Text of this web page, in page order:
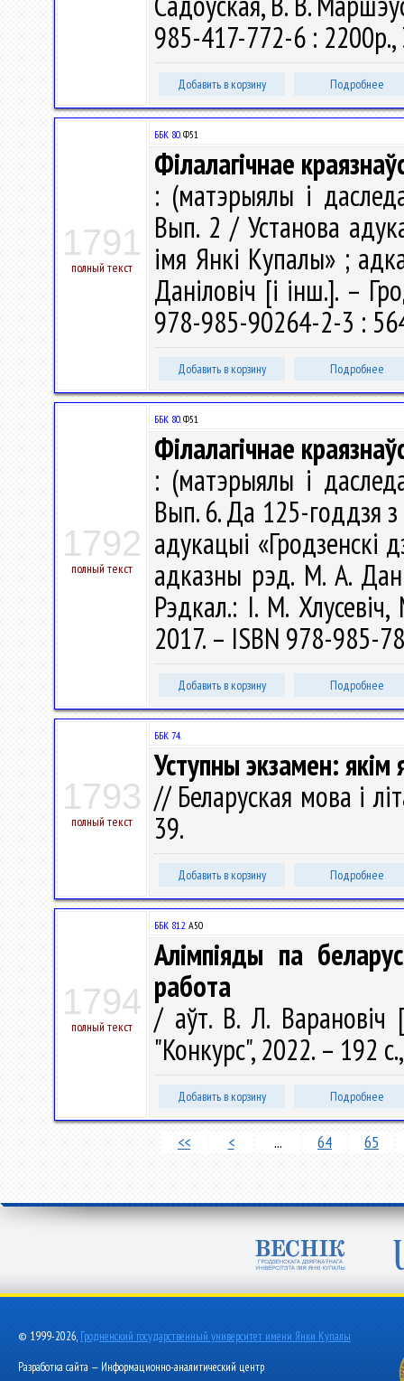
985-417-772-6 : 2200р.,
Добавить в корзину Подробнее
1791
полный текст
ББК 80.Ф51
Філалагічнае
: (матэрыялы і
Вып. 2 / Установа
імя Янкі Купалы» ;
Даніловіч [і інш.]. –
978-985-90264-2-3 :
Добавить в корзину Подробнее
1792
полный текст
ББК 80.Ф51
Філалагічнае
: (матэрыялы і
Вып. 6. Да 125-годдзя
адукацыі «Гродзенскі
адказны рэд. М. А.
Рэдкал.: І. М.
2017. – ISBN 978-985-
Добавить в корзину Подробнее
1793
полный текст
ББК 74.
Уступны экзамен:
// Беларуская мова і
39.
Добавить в корзину Подробнее
1794
полный текст
ББК 81.2 А50
Алімпіяды па
работа
/ аўт. В. Л.
"Конкурс", 2022. – 192
Добавить в корзину Подробнее
<< < ... 64 65
© 1999-2026, Гродненский государственный университет имени Янки Купалы
Разработка сайта — Информационно-аналитический центр